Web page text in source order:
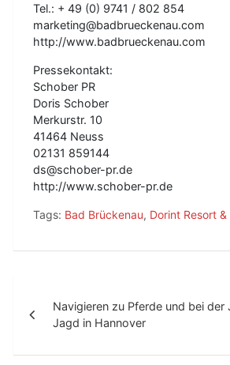
Tel.: + 49 (0) 9741 / 802 854
marketing@badbrueckenau.com
http://www.badbrueckenau.com
Pressekontakt:
Schober PR
Doris Schober
Merkurstr. 10
41464 Neuss
02131 859144
ds@schober-pr.de
http://www.schober-pr.de
Tags: Bad Brückenau, Dorint Resort &
Navigieren zu Pferde und bei
Jagd in Hannover